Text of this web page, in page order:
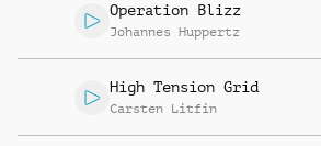
Operation Blizz
Johannes Huppertz
High Tension Grid
Carsten Litfin